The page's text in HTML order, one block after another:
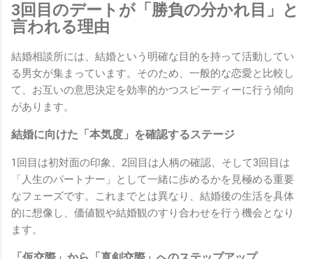
3回目のデートが「勝負の分かれ目」と
言われる理由
結婚相談所には、結婚という明確な目的を持って活動してい
る男女が集まっています。そのため、一般的な恋愛と比較し
て、お互いの意思決定を効率的かつスピーディーに行う傾向
があります。
結婚に向けた「本気度」を確認するステージ
1回目は初対面の印象、2回目は人柄の確認、そして3回目は
「人生のパートナー」として一緒に歩めるかを見極める重要
なフェーズです。これまでとは異なり、結婚後の生活を具体
的に想像し、価値観や結婚観のすり合わせを行う機会となり
ます。